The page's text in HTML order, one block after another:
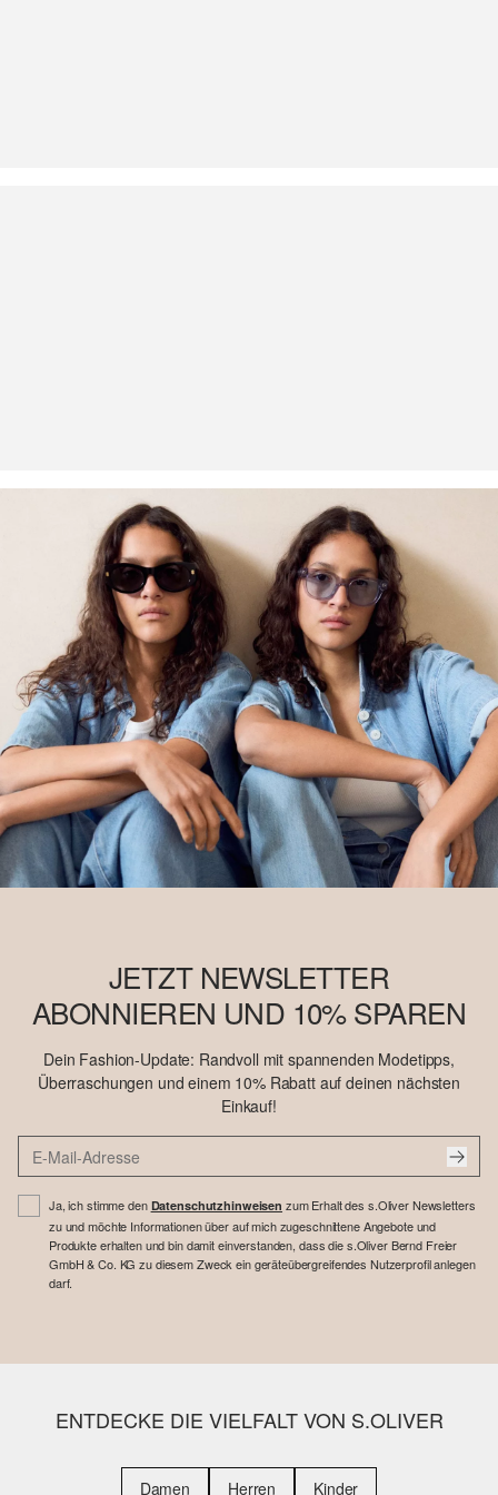
JETZT NEWSLETTER
ABONNIEREN UND 10% SPAREN
Dein Fashion-Update: Randvoll mit spannenden Modetipps,
Überraschungen und einem 10% Rabatt auf deinen nächsten
Einkauf!
Ja, ich stimme den Datenschutzhinweisen zum Erhalt des s.Oliver Newsletters
zu und möchte Informationen über auf mich zugeschnittene Angebote und
Produkte erhalten und bin damit einverstanden, dass die s.Oliver Bernd Freier
GmbH & Co. KG zu diesem Zweck ein geräteübergreifendes Nutzerprofil anlegen
darf.
ENTDECKE DIE VIELFALT VON S.OLIVER
Damen Herren Kinder